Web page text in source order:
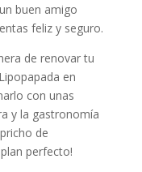
buen amigo
feliz y seguro.
de renovar tu
en
con unas
y la gastronomía
de
perfecto!